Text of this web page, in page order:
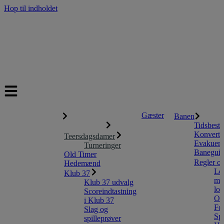
Hop til indholdet
Teersdagsdamer
Turneringer
Old Timer
Hedemænd
Klub 37
Klub 37 udvalg
Scoreindtastning
i Klub 37
Slag og
spilleprøver
Gæster
Banen
Regler